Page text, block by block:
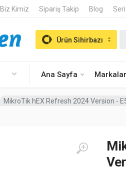
Biz Kimiz Sipariş Takip Blog
Ana Sayfa Markalar
Ürün Sihirbazı
MikroTik hEX Refresh 2024 Version -